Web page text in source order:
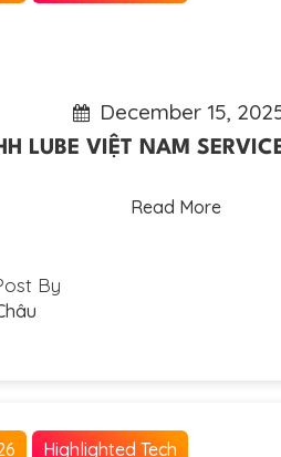
December 15,
LUBE VIỆT NAM
Read More
By
Highlighted Tech